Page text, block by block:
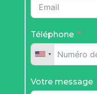
Téléphone
Votre message